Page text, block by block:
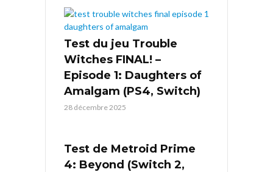
Test du jeu Trouble
Witches FINAL! –
Episode 1: Daughters of
Amalgam (PS4, Switch)
28 décembre 2025
Test de Metroid Prime
4: Beyond (Switch 2,